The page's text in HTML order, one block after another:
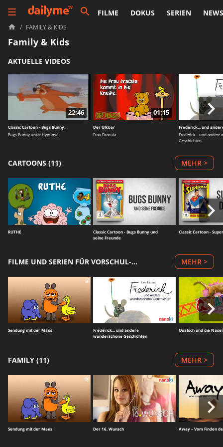
Family & Kids
AKTUELLE VIDEOS
22:46
Classic Cartoon - Bugs Bunny…
Bugs Bunny unter Hypnose
01:15
Der Ulkbär
Frau Dracula
Frederick... und
Frederick... und andere
Geschichten
CARTOONS (11) MEHR >
RUTHE
Classic Cartoon - Bugs Bunny und
seine Freunde
Classic Cartoon -
FILME UND SERIEN FÜR VORSCHUL-KIDS (5) MEHR >
Sendung mit der Maus
Frederick... und andere
wunderschöne Geschichten
Quatsch und die
FAMILY (11) MEHR >
Sendung mit der Maus Der 16. Wunsch Away – Vom Finden
FILME DOKUS SERIEN NEWS
/ FAMILY & KIDS